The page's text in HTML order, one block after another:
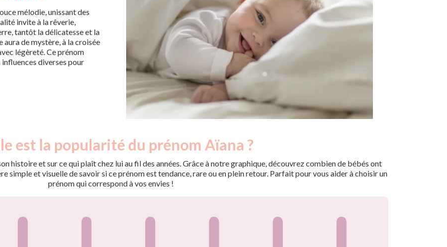
mélodie, unissant des
invite à la rêverie,
tantôt la délicatesse et la
aura de mystère, à la croisée
légèreté. Ce prénom
influences diverses pour
est la popularité du prénom Aïana ?
histoire et sur ce qui plaît chez lui au fil des années. Grâce à notre graphique, découvrez combien de bébés ont
simple et visuelle de savoir si ce prénom est tendance, rare ou en plein retour. Parfait pour vous aider à choisir un
prénom qui correspond à vos envies !